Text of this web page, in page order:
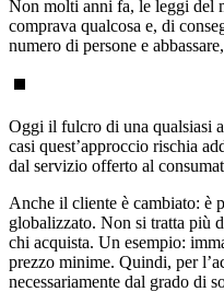
Non molti anni fa, le leggi del
comprava qualcosa e, di
numero di persone e
Oggi il fulcro di una qualsiasi
casi quest’approccio rischia
dal servizio offerto al
Anche il cliente è cambiato: è
globalizzato. Non si tratta più
chi acquista. Un esempio:
prezzo minime. Quindi, per
necessariamente dal grado di